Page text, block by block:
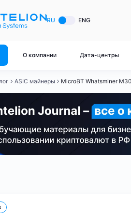
RU ENG
О компании Дата-центры
Canaan
Innosilicon
Готовый
Готовый
Готовый
Готовый
Готовый
ASIC майнеры MicroBT Whatsminer